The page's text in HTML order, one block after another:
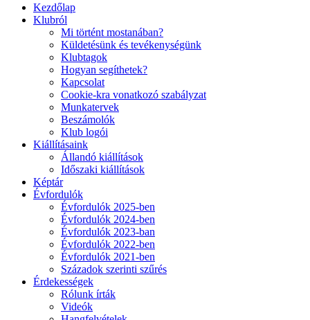
Kezdőlap
Klubról
Mi történt mostanában?
Küldetésünk és tevékenységünk
Klubtagok
Hogyan segíthetek?
Kapcsolat
Cookie-kra vonatkozó szabályzat
Munkatervek
Beszámolók
Klub logói
Kiállításaink
Állandó kiállítások
Időszaki kiállítások
Képtár
Évfordulók
Évfordulók 2025-ben
Évfordulók 2024-ben
Évfordulók 2023-ban
Évfordulók 2022-ben
Évfordulók 2021-ben
Századok szerinti szűrés
Érdekességek
Rólunk írták
Videók